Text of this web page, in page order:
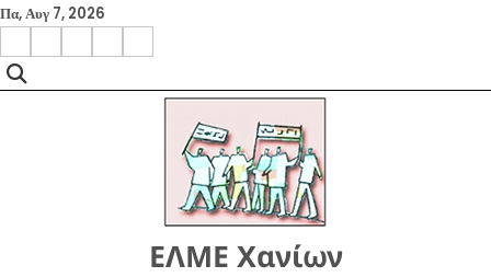
Skip
content
Πα, Αυγ 7, 2026
facebook
instagram
google
x youtube
ΕΛΜΕ Χανίων